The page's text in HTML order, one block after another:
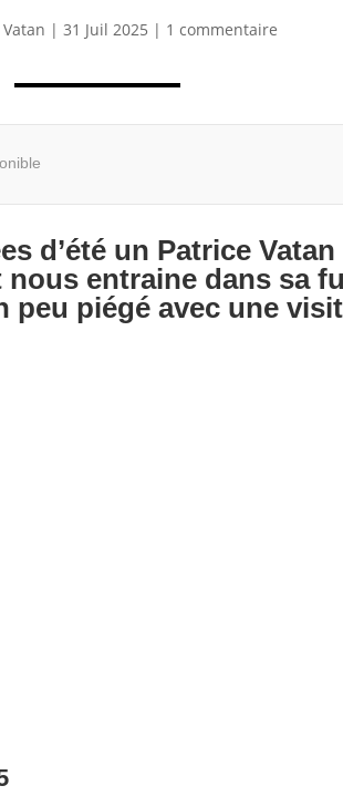
| 31 Juil 2025 | 1 commentaire
d’été un Patrice
entraine dans sa
piégé avec une